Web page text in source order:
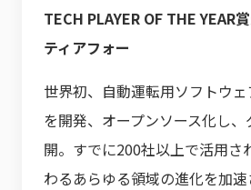
TECH PLAYER OF THE YEAR
ティアフォー
世界初、自動運転用ソフトウェ
を開発、オープンソース化し
開。すでに200社以上で活用さ
わるあらゆる領域の進化を加